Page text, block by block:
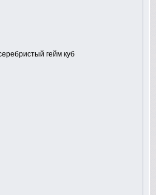
гейм куб